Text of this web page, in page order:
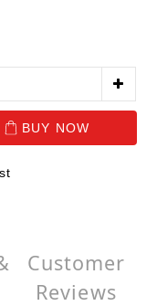
BUY NOW
Customer
Reviews